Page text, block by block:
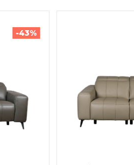
-43%